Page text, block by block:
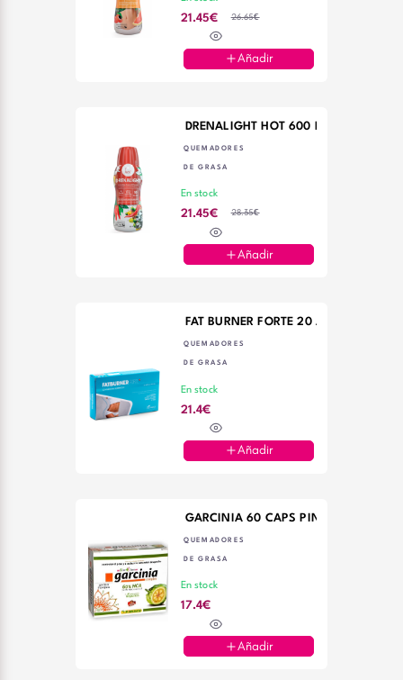
21.45€ 26.65€
Añadir
DRENALIGHT HOT 600 ML DIETM
QUEMADORES
DE GRASA
En stock
21.45€ 28.35€
Añadir
FAT BURNER FORTE 20 AMPOLLAS
QUEMADORES
DE GRASA
En stock
21.4€
Añadir
GARCINIA 60 CAPS PINIS
QUEMADORES
DE GRASA
En stock
17.4€
Añadir